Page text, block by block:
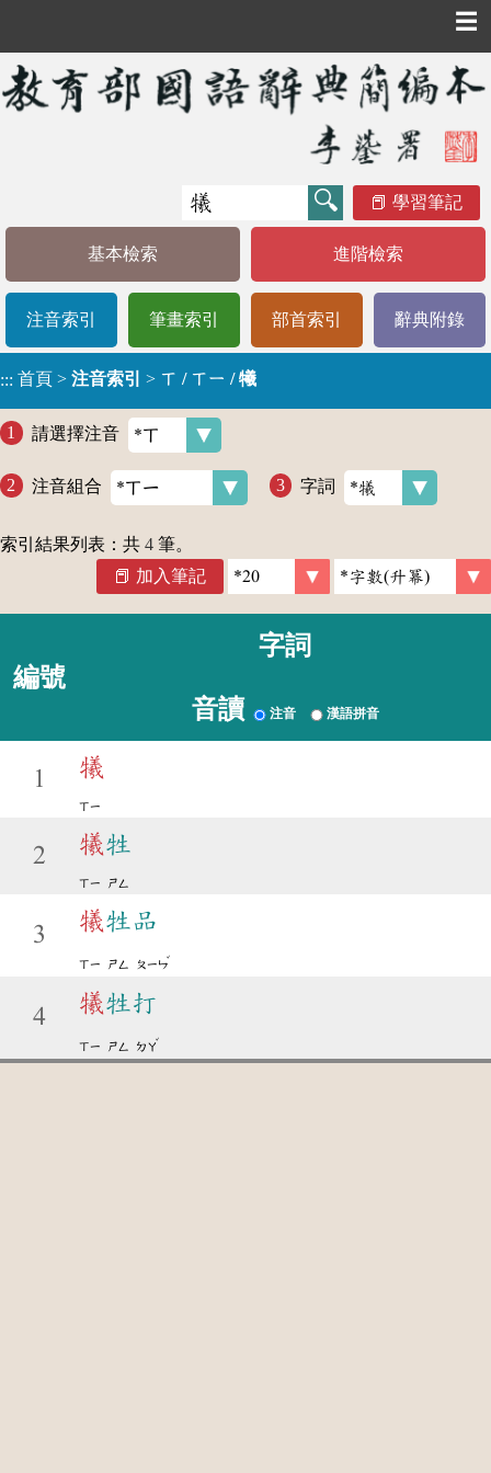
☰
學習筆記
基本檢索 進階檢索
注音索引 筆畫索引 部首索引 辭典附錄
::: 首頁 > 注音索引 > ㄒ / ㄒㄧ / 犧
請選擇注音
注音組合 字詞
索引結果列表：共 4 筆。
加入筆記
編號
字詞
音讀 注音 漢語拼音
1 犧
ㄒㄧ
2 犧牲
ㄒㄧ ㄕㄥ
3
犧牲品
ㄒㄧ ㄕㄥ ㄆㄧㄣ
ˇ
4
犧牲打
ㄒㄧ ㄕㄥ ㄉㄚ
ˇ